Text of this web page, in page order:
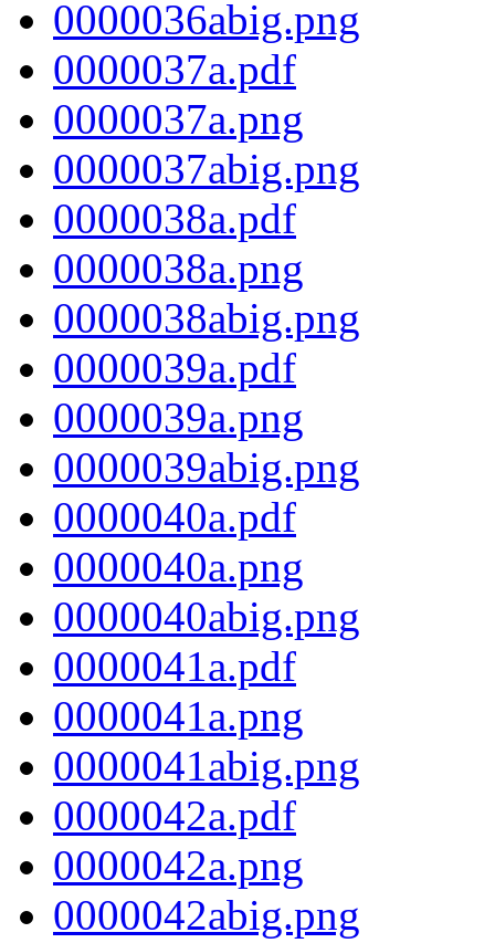
0000036abig.png
0000037a.pdf
0000037a.png
0000037abig.png
0000038a.pdf
0000038a.png
0000038abig.png
0000039a.pdf
0000039a.png
0000039abig.png
0000040a.pdf
0000040a.png
0000040abig.png
0000041a.pdf
0000041a.png
0000041abig.png
0000042a.pdf
0000042a.png
0000042abig.png